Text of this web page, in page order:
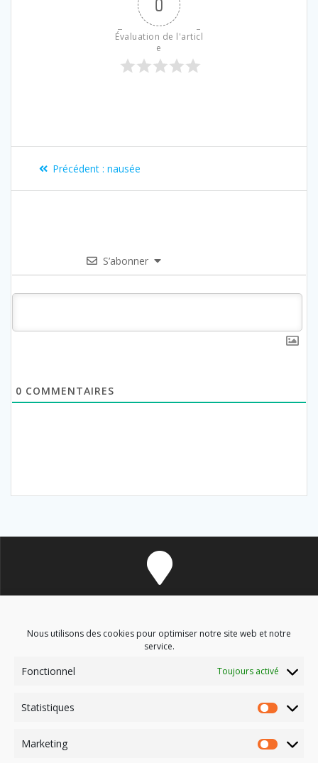
Nous utilisons des cookies pour optimiser notre site web et notre
service.
Fonctionnel Toujours activé
Statistiques
Marketing
0
Évaluation de l'articl
e
Précédent : nausée
S’abonner
0 COMMENTAIRES